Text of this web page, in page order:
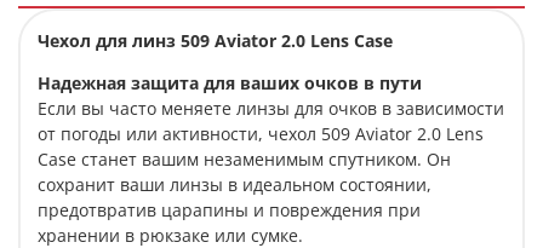
Чехол для линз 509 Aviator 2.0 Lens Case
Надежная защита для ваших очков в пути
Если вы часто меняете линзы для очков в зависимости
от погоды или активности, чехол 509 Aviator 2.0 Lens
Case станет вашим незаменимым спутником. Он
сохранит ваши линзы в идеальном состоянии,
предотвратив царапины и повреждения при
хранении в рюкзаке или сумке.